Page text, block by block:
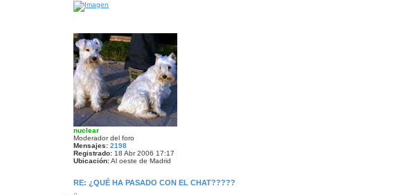
nuclear
Moderador del foro
Mensajes: 2198
Registrado: 18 Abr 2006 17:17
Ubicación:Al oeste de Madrid
RE: ¿QUÉ HA PASADO CON EL CHAT?????